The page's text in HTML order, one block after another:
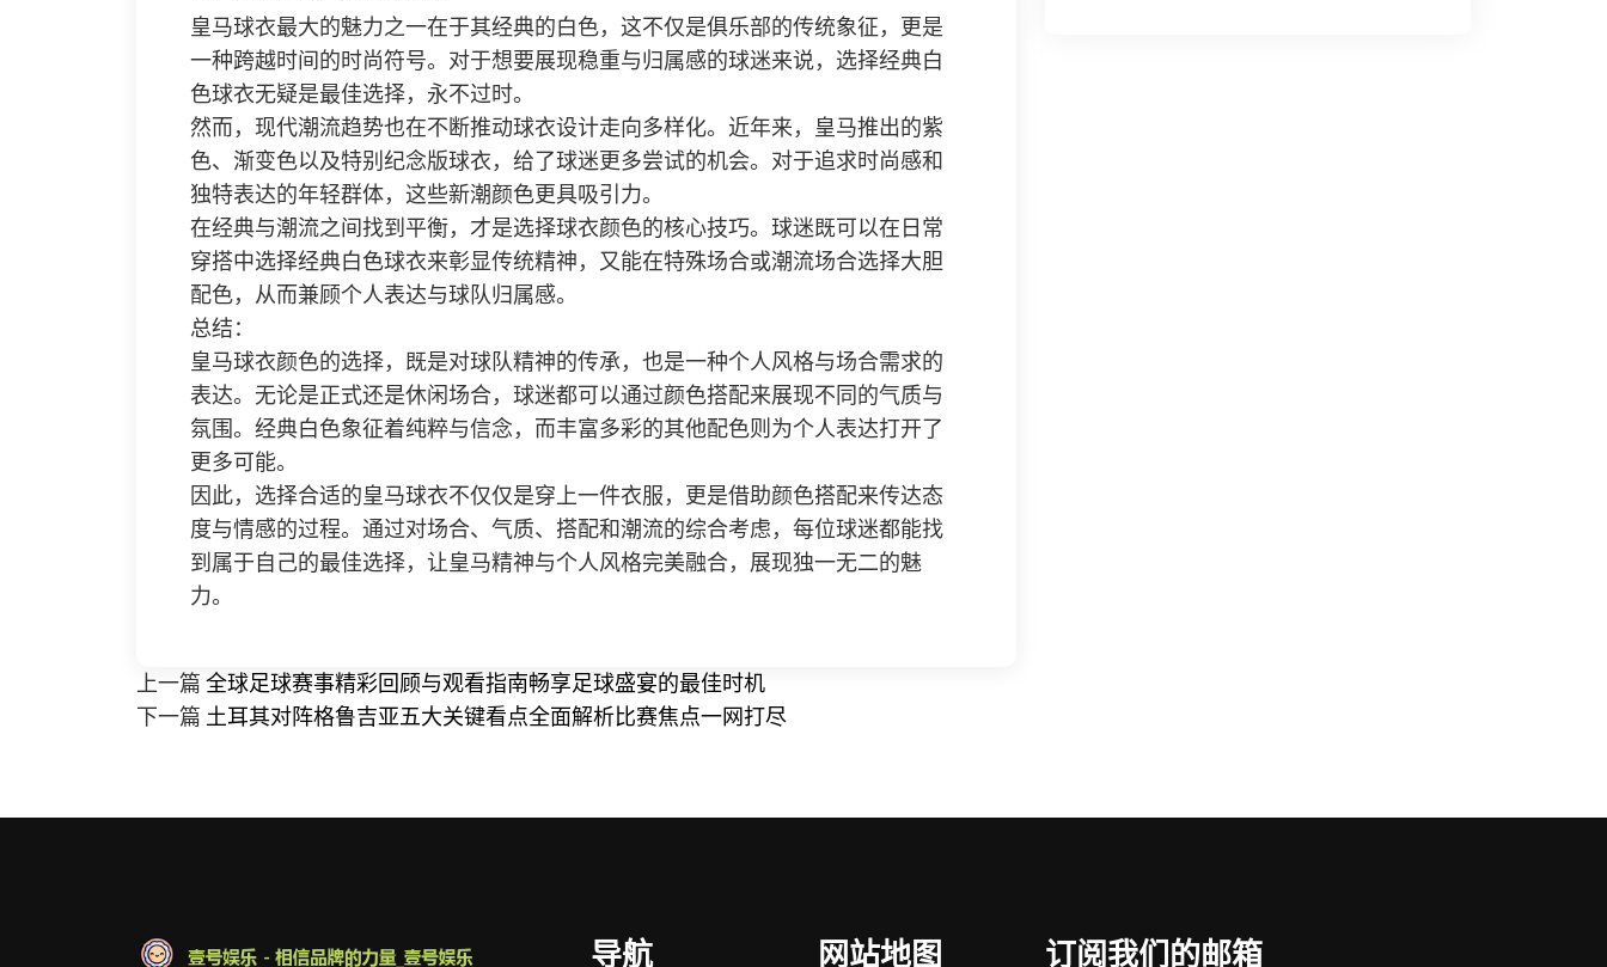
皇马球衣最大的魅力之一在于其经典的白色，这不仅是俱乐部的传统象征，更是
一种跨越时间的时尚符号。对于想要展现稳重与归属感的球迷来说，选择经典白
色球衣无疑是最佳选择，永不过时。
然而，现代潮流趋势也在不断推动球衣设计走向多样化。近年来，皇马推出的紫
色、渐变色以及特别纪念版球衣，给了球迷更多尝试的机会。对于追求时尚感和
独特表达的年轻群体，这些新潮颜色更具吸引力。
在经典与潮流之间找到平衡，才是选择球衣颜色的核心技巧。球迷既可以在日常
穿搭中选择经典白色球衣来彰显传统精神，又能在特殊场合或潮流场合选择大胆
配色，从而兼顾个人表达与球队归属感。
总结：
皇马球衣颜色的选择，既是对球队精神的传承，也是一种个人风格与场合需求的
表达。无论是正式还是休闲场合，球迷都可以通过颜色搭配来展现不同的气质与
氛围。经典白色象征着纯粹与信念，而丰富多彩的其他配色则为个人表达打开了
更多可能。
因此，选择合适的皇马球衣不仅仅是穿上一件衣服，更是借助颜色搭配来传达态
度与情感的过程。通过对场合、气质、搭配和潮流的综合考虑，每位球迷都能找
到属于自己的最佳选择，让皇马精神与个人风格完美融合，展现独一无二的魅
力。
上一篇 全球足球赛事精彩回顾与观看指南畅享足球盛宴的最佳时机
下一篇 土耳其对阵格鲁吉亚五大关键看点全面解析比赛焦点一网打尽
导航 网站地图 订阅我们的邮箱